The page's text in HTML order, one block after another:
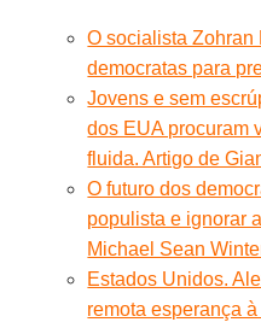
O socialista Zohran
democratas para
Jovens e sem
dos EUA procuram
fluida. Artigo de
O futuro dos
populista e ignorar
Michael Sean
Estados Unidos.
remota esperança